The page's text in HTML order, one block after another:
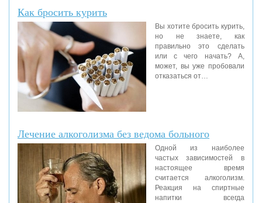
Как бросить курить
Вы хотите бросить курить,
но не знаете, как
правильно это сделать
или с чего начать? А,
может, вы уже пробовали
отказаться от…
Лечение алкоголизма без ведома больного
Одной из наиболее
частых зависимостей в
настоящее время
считается алкоголизм.
Реакция на спиртные
напитки всегда